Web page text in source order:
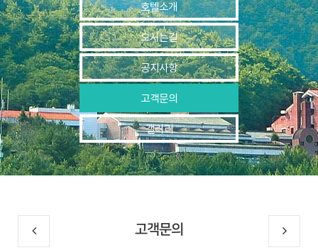
호텔소개
오시는길
공지사항
고객문의
갤러리
고객문의